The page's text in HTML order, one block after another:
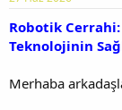
a
ş
a
a
ç
a
i
Robotik
Teknolojinin
Merhaba